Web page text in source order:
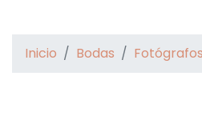
Inicio Bodas Fotógrafos